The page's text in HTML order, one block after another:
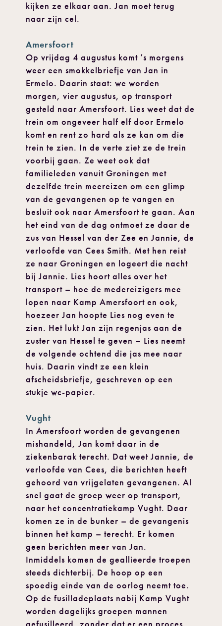
kijken ze elkaar aan. Jan moet terug
naar zijn cel.
Amersfoort
Op vrijdag 4 augustus komt ’s morgens
weer een smokkelbriefje van Jan in
Ermelo. Daarin staat: we worden
morgen, vier augustus, op transport
gesteld naar Amersfoort. Lies weet dat de
trein om ongeveer half elf door Ermelo
komt en rent zo hard als ze kan om die
trein te zien. In de verte ziet ze de trein
voorbij gaan. Ze weet ook dat
familieleden vanuit Groningen met
dezelfde trein meereizen om een glimp
van de gevangenen op te vangen en
besluit ook naar Amersfoort te gaan. Aan
het eind van de dag ontmoet ze daar de
zus van Hessel van der Zee en Jannie, de
verloofde van Cees Smith. Met hen reist
ze naar Groningen en logeert die nacht
bij Jannie. Lies hoort alles over het
transport – hoe de medereizigers mee
lopen naar Kamp Amersfoort en ook,
hoezeer Jan hoopte Lies nog even te
zien. Het lukt Jan zijn regenjas aan de
zuster van Hessel te geven – Lies neemt
de volgende ochtend die jas mee naar
huis. Daarin vindt ze een klein
afscheidsbriefje, geschreven op een
stukje wc-papier.
Vught
In Amersfoort worden de gevangenen
mishandeld, Jan komt daar in de
ziekenbarak terecht. Dat weet Jannie, de
verloofde van Cees, die berichten heeft
gehoord van vrijgelaten gevangenen. Al
snel gaat de groep weer op transport,
naar het concentratiekamp Vught. Daar
komen ze in de bunker – de gevangenis
binnen het kamp – terecht. Er komen
geen berichten meer van Jan.
Inmiddels komen de geallieerde troepen
steeds dichterbij. De hoop op een
spoedig einde van de oorlog neemt toe.
Op de fusilladeplaats nabij Kamp Vught
worden dagelijks groepen mannen